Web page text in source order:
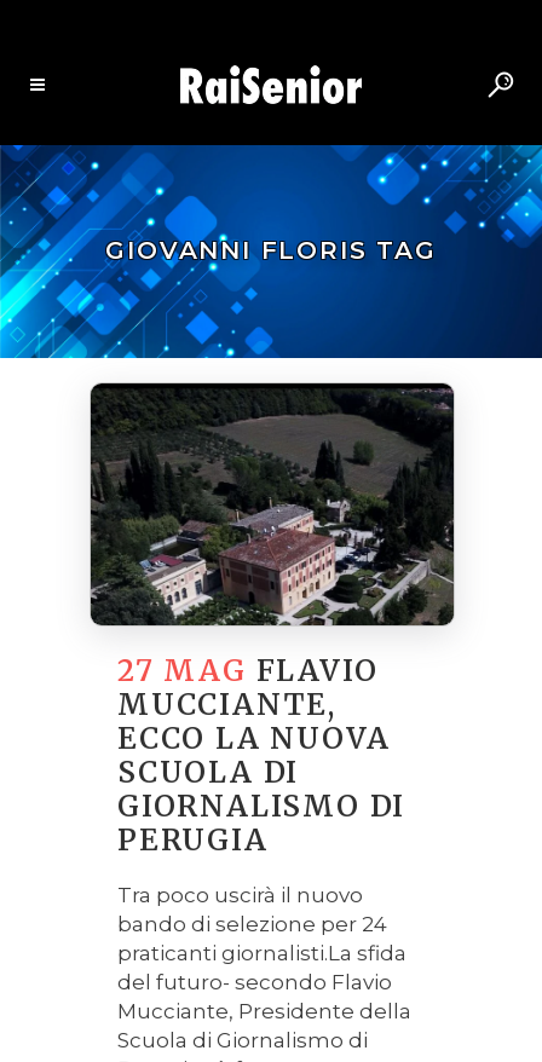
GIOVANNI FLORIS TAG
27 MAG FLAVIO
MUCCIANTE,
ECCO LA NUOVA
SCUOLA DI
GIORNALISMO DI
PERUGIA
Tra poco uscirà il nuovo
bando di selezione per 24
praticanti giornalisti.La sfida
del futuro- secondo Flavio
Mucciante, Presidente della
Scuola di Giornalismo di